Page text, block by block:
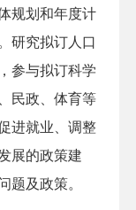
规划和年度计
研究拟订人口
参与拟订科学
民政、体育等
进就业、调整
展的政策建
题及政策。